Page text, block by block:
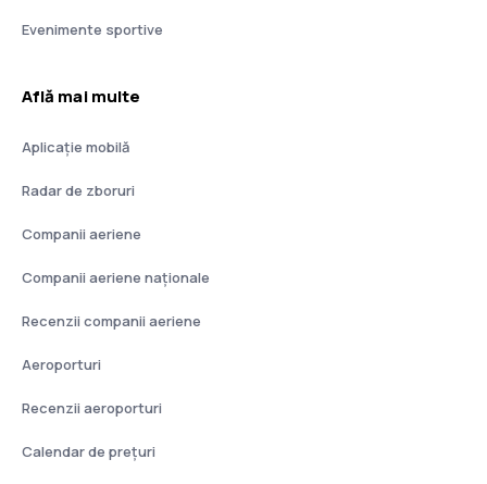
Evenimente sportive
Află mai multe
Aplicație mobilă
Radar de zboruri
Companii aeriene
Companii aeriene naţionale
Recenzii companii aeriene
Aeroporturi
Recenzii aeroporturi
Calendar de prețuri